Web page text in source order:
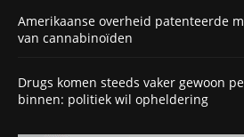
Amerikaanse overheid patenteerde
van cannabinoïden
Drugs komen steeds vaker gewoon
binnen: politiek wil opheldering